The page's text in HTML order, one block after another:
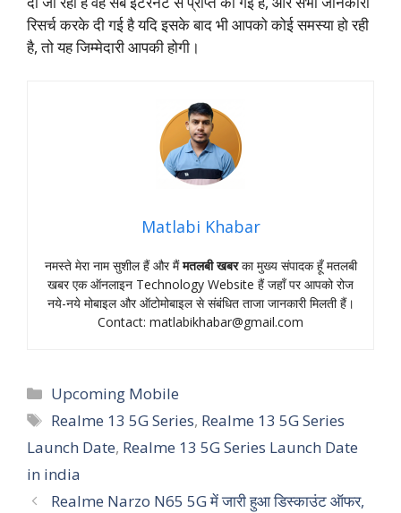
रिसर्च करके दी गई है यदि इसके बाद भी आपको कोई समस्या हो रही
है, तो यह जिम्मेदारी आपकी होगी।
Matlabi Khabar
नमस्‍ते मेरा नाम सुशील हैं और मैंमतलबी खबरका मुख्‍य संपादक हूँ मतलबी
खबर एक ऑनलाइन Technology Website हैं जहॉं पर आपको रोज
नये-नये मोबाइल और ऑटोमोबाइल से संबंधित ताजा जानकारी मिलती हैं।
Contact: matlabikhabar@gmail.com
Categories
Upcoming Mobile
Tags
Realme 13 5G Series, Realme 13 5G Series
Launch Date, Realme 13 5G Series Launch Date
in india
Realme Narzo N65 5G में जारी हुआ डिस्काउंट ऑफर,